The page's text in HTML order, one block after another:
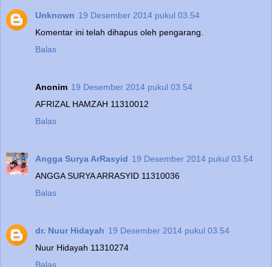
Unknown 19 Desember 2014 pukul 03.54
Komentar ini telah dihapus oleh pengarang.
Balas
Anonim 19 Desember 2014 pukul 03.54
AFRIZAL HAMZAH 11310012
Balas
Angga Surya ArRasyid 19 Desember 2014 pukul 03.54
ANGGA SURYA ARRASYID 11310036
Balas
dr. Nuur Hidayah 19 Desember 2014 pukul 03.54
Nuur Hidayah 11310274
Balas